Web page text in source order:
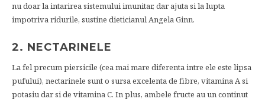
nu doar la intarirea sistemului imunitar, dar ajuta si la lupta
impotriva ridurile, sustine dieticianul Angela Ginn.
2. NECTARINELE
La fel precum piersicile (cea mai mare diferenta intre ele este lipsa
pufului), nectarinele sunt o sursa excelenta de fibre, vitamina A si
potasiu dar si de vitamina C. In plus, ambele fructe au un continut